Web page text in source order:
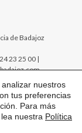
de Badajoz
23 25 00 |
nuestros
tus preferencias
Para más
nuestra Política